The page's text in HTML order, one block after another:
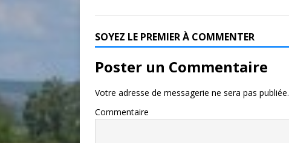
SOYEZ LE PREMIER À COMMENTER
Poster un Commentaire
Votre adresse de messagerie ne sera pas publiée.
Commentaire